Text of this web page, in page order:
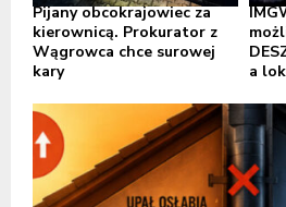
Pijany obcokrajowiec za
kierownicą. Prokurator z
Wągrowca chce surowej
kary
a